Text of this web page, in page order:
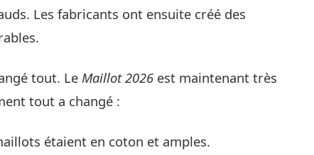
Les fabricants ont ensuite créé des
tout. Le Maillot 2026 est maintenant très
tout a changé :
étaient en coton et amples.